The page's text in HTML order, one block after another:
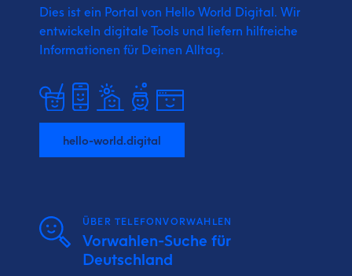
Dies ist ein Portal von Hello World Digital. Wir
entwickeln digitale Tools und liefern hilfreiche
Informationen für Deinen Alltag.
hello-world.digital
ÜBER TELEFONVORWAHLEN
Vorwahlen-Suche für
Deutschland